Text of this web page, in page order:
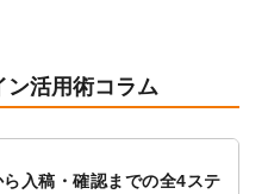
レンダーデザインテンプレー
のデザインテンプレート
ン活用術コラム
入稿・確認までの全4ステ